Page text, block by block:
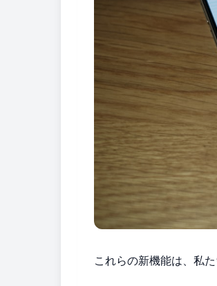
これらの新機能は、私